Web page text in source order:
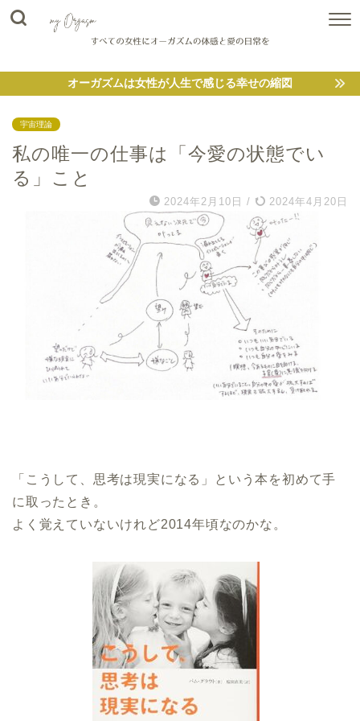
オーガズムは女性が人生で感じる幸せの縮図
宇宙理論
私の唯一の仕事は「今愛の状態でい
る」こと
2024年2月10日 / 2024年4月20日
「こうして、思考は現実になる」という本を初めて手
に取ったとき。
よく覚えていないけれど2014年頃なのかな。